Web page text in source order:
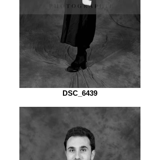
DSC_6439